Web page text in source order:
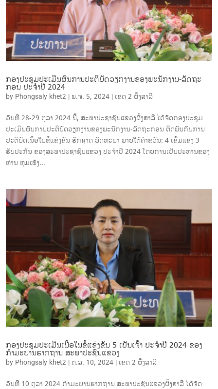
ກອງປະຊຸມປະເມີນຜົນການປະຕິບັດວຽກງານຂອງພະນັກງານ-ລັດຖະ
ກອນ ປະຈໍາປີ 2024
by Phongsaly khet2 | ພ.ຈ. 5, 2024 | ເຂດ 2 ຜົ້ງສາລີ
ວັນທີ 28-29 ຕຸລາ 2024 ນີ້, ສະພາປະຊາຊົນແຂວງຜົົ້ງສາລີ ໄດ້ຈັດກອງປະຊຸມ
ປະເມີນຜົນການປະຕິບັດວຽກງານຂອງພະນັກງານ-ລັດຖະກອນ ຕິດພັນກັບການ
ປະຕິບັດເນື້ອໃນຂໍ້ແຂ່ງຂັນ ຮັກຊາດ ພັດທະນາ ພາຍໃຕ້ຄໍາຂວັນ: 4 ເຂັ້ມແຂງ 3
ຮັບປະກັນ ຂອງສະພາປະຊາຊົນແຂວງ ປະຈໍາປີ 2024 ໂດຍການເປັນປະທານຂອງ
ທ່ານ ຫຸມເພັງ...
ກອງປະຊຸມປະເມີນເນື້ອໃນຂໍ້ແຂ່ງຂັນ 5 ເປັນເຈົ້າ ປະຈໍາປີ 2024 ຂອງ
ກໍາມະບານຮາກຖານ ສະພາປະຊົນແຂວງ
by Phongsaly khet2 | ຕ.ລ. 10, 2024 | ເຂດ 2 ຜົ້ງສາລີ
ວັນທີ 10 ຕຸລາ 2024 ກໍາມະບານຮາກຖານ ສະພາປະຊົນແຂວງຜົ້ງສາລີ ໄດ້ຈັດ